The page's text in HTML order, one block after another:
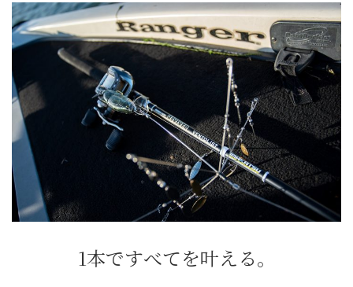
1本ですべてを叶える。